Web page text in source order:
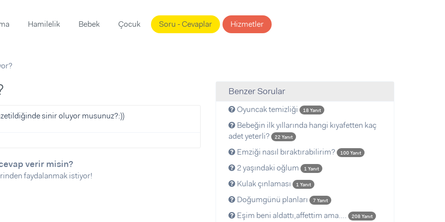
Hamilelik Bebek Çocuk Soru - Cevaplar Hizmetler
sinir oluyor musunuz?:))
verir misin?
faydalanmak istiyor!
Benzer Sorular
Oyuncak temizliği 18 Yanıt
Bebeğin ilk yıllarında hangi kıyafetten kaç
adet yeterli?
22 Yanıt
Emziği nasıl bıraktırabilirim? 100 Yanıt
2 yaşındaki oğlum 1 Yanıt
Kulak çınlaması 1 Yanıt
Doğumgünü planları 7 Yanıt
Eşim beni aldattı,affettim ama…. 208 Yanıt